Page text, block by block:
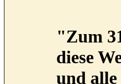
"Zum
diese
und